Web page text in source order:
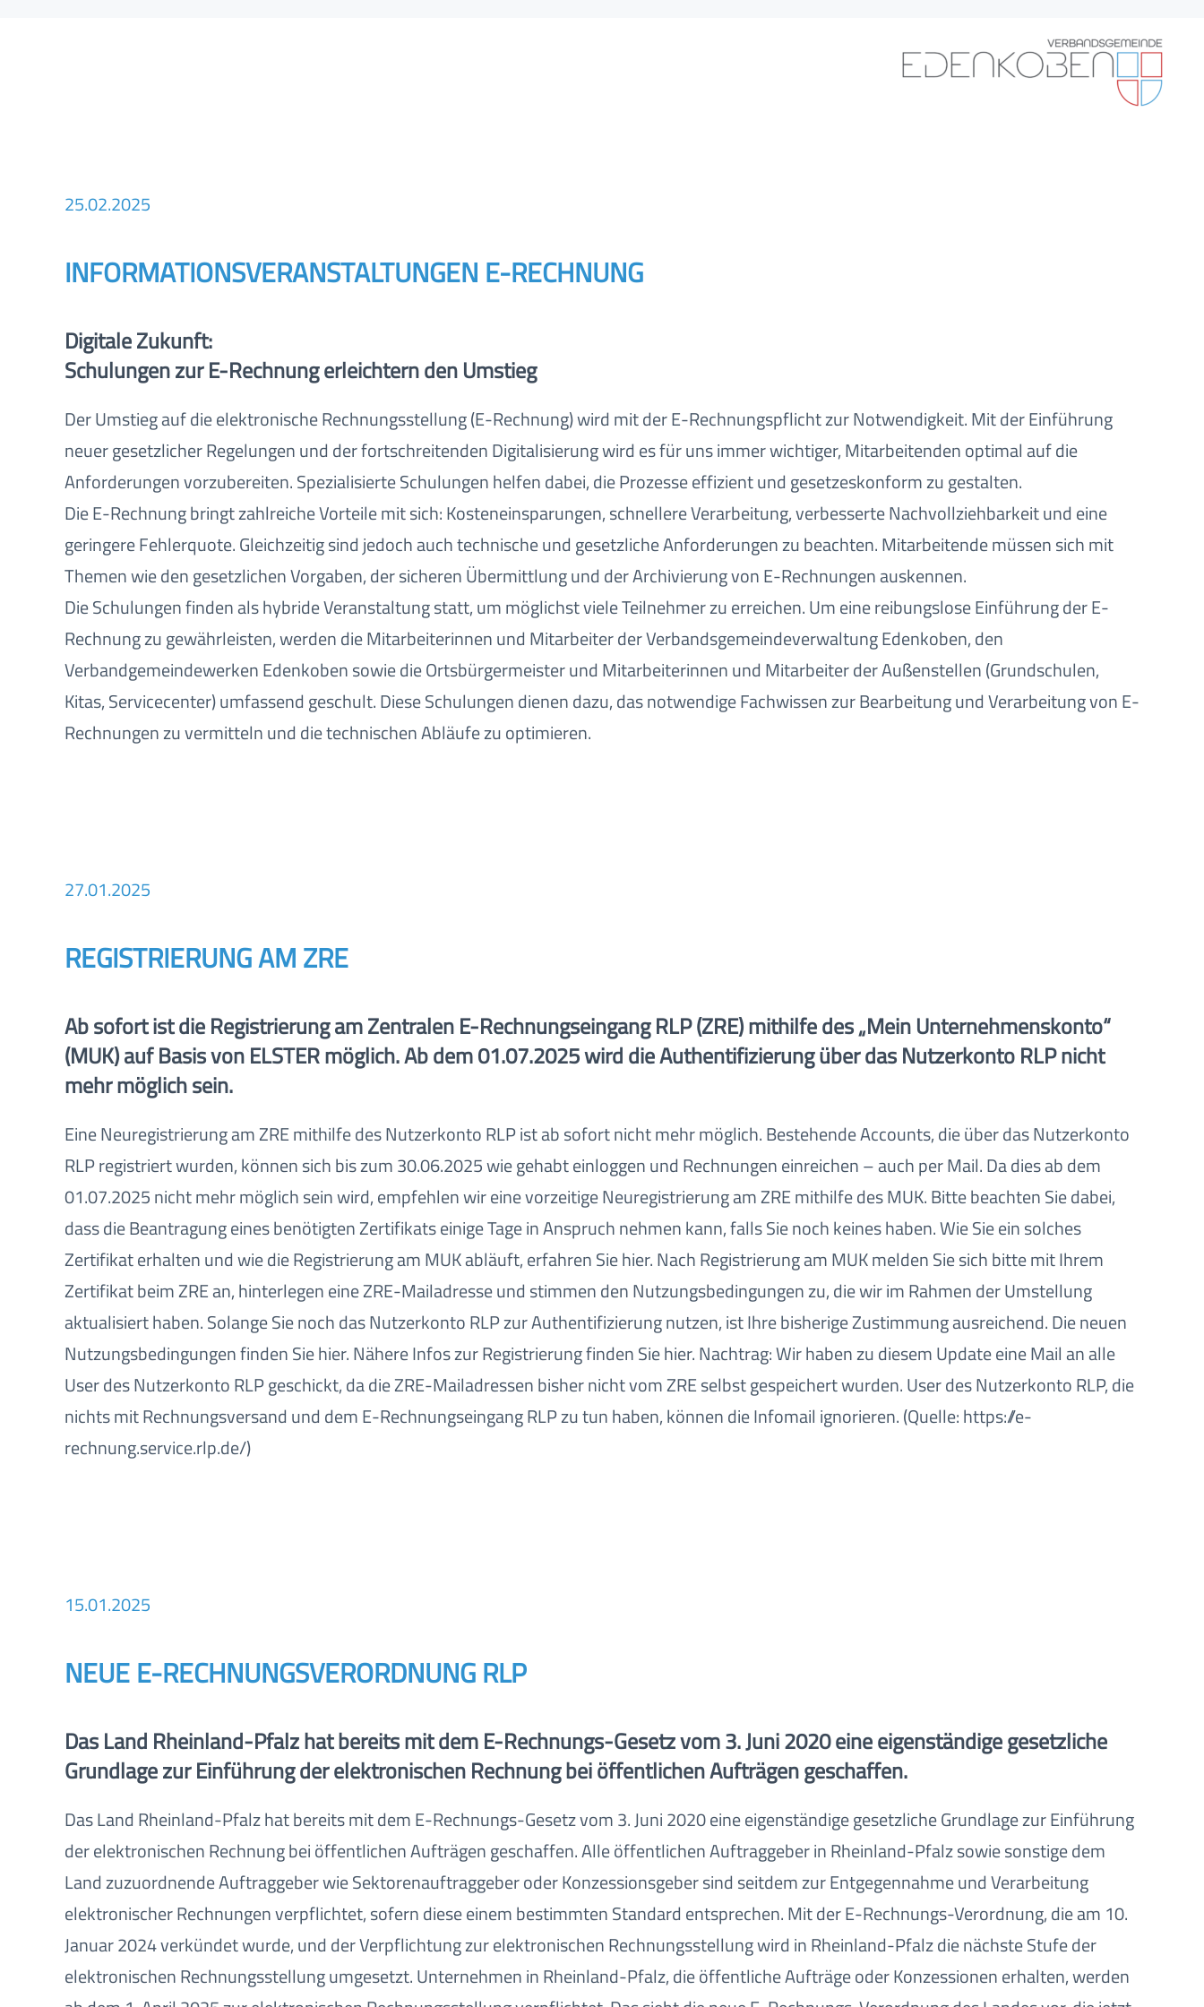
25.02.2025
INFORMATIONSVERANSTALTUNGEN E-RECHNUNG
Digitale Zukunft:
Schulungen zur E-Rechnung erleichtern den Umstieg
Der Umstieg auf die elektronische Rechnungsstellung (E-Rechnung) wird mit der E-Rechnungspflicht zur Notwendigkeit. Mit der Einführung
neuer gesetzlicher Regelungen und der fortschreitenden Digitalisierung wird es für uns immer wichtiger, Mitarbeitenden optimal auf die
Anforderungen vorzubereiten. Spezialisierte Schulungen helfen dabei, die Prozesse effizient und gesetzeskonform zu gestalten.
Die E-Rechnung bringt zahlreiche Vorteile mit sich: Kosteneinsparungen, schnellere Verarbeitung, verbesserte Nachvollziehbarkeit und eine
geringere Fehlerquote. Gleichzeitig sind jedoch auch technische und gesetzliche Anforderungen zu beachten. Mitarbeitende müssen sich mit
Themen wie den gesetzlichen Vorgaben, der sicheren Übermittlung und der Archivierung von E-Rechnungen auskennen.
Die Schulungen finden als hybride Veranstaltung statt, um möglichst viele Teilnehmer zu erreichen. Um eine reibungslose Einführung der E-
Rechnung zu gewährleisten, werden die Mitarbeiterinnen und Mitarbeiter der Verbandsgemeindeverwaltung Edenkoben, den
Verbandgemeindewerken Edenkoben sowie die Ortsbürgermeister und Mitarbeiterinnen und Mitarbeiter der Außenstellen (Grundschulen,
Kitas, Servicecenter) umfassend geschult. Diese Schulungen dienen dazu, das notwendige Fachwissen zur Bearbeitung und Verarbeitung von E-
Rechnungen zu vermitteln und die technischen Abläufe zu optimieren.
27.01.2025
REGISTRIERUNG AM ZRE
Ab sofort ist die Registrierung am Zentralen E-Rechnungseingang RLP (ZRE) mithilfe des „Mein Unternehmenskonto“
(MUK) auf Basis von ELSTER möglich. Ab dem 01.07.2025 wird die Authentifizierung über das Nutzerkonto RLP nicht
mehr möglich sein.
Eine Neuregistrierung am ZRE mithilfe des Nutzerkonto RLP ist ab sofort nicht mehr möglich. Bestehende Accounts, die über das Nutzerkonto
RLP registriert wurden, können sich bis zum 30.06.2025 wie gehabt einloggen und Rechnungen einreichen – auch per Mail. Da dies ab dem
01.07.2025 nicht mehr möglich sein wird, empfehlen wir eine vorzeitige Neuregistrierung am ZRE mithilfe des MUK. Bitte beachten Sie dabei,
dass die Beantragung eines benötigten Zertifikats einige Tage in Anspruch nehmen kann, falls Sie noch keines haben. Wie Sie ein solches
Zertifikat erhalten und wie die Registrierung am MUK abläuft, erfahren Sie hier. Nach Registrierung am MUK melden Sie sich bitte mit Ihrem
Zertifikat beim ZRE an, hinterlegen eine ZRE-Mailadresse und stimmen den Nutzungsbedingungen zu, die wir im Rahmen der Umstellung
aktualisiert haben. Solange Sie noch das Nutzerkonto RLP zur Authentifizierung nutzen, ist Ihre bisherige Zustimmung ausreichend. Die neuen
Nutzungsbedingungen finden Sie hier. Nähere Infos zur Registrierung finden Sie hier. Nachtrag: Wir haben zu diesem Update eine Mail an alle
User des Nutzerkonto RLP geschickt, da die ZRE-Mailadressen bisher nicht vom ZRE selbst gespeichert wurden. User des Nutzerkonto RLP, die
nichts mit Rechnungsversand und dem E-Rechnungseingang RLP zu tun haben, können die Infomail ignorieren. (Quelle: https://e-
rechnung.service.rlp.de/)
15.01.2025
NEUE E-RECHNUNGSVERORDNUNG RLP
Das Land Rheinland-Pfalz hat bereits mit dem E-Rechnungs-Gesetz vom 3. Juni 2020 eine eigenständige gesetzliche
Grundlage zur Einführung der elektronischen Rechnung bei öffentlichen Aufträgen geschaffen.
Das Land Rheinland-Pfalz hat bereits mit dem E-Rechnungs-Gesetz vom 3. Juni 2020 eine eigenständige gesetzliche Grundlage zur Einführung
der elektronischen Rechnung bei öffentlichen Aufträgen geschaffen. Alle öffentlichen Auftraggeber in Rheinland-Pfalz sowie sonstige dem
Land zuzuordnende Auftraggeber wie Sektorenauftraggeber oder Konzessionsgeber sind seitdem zur Entgegennahme und Verarbeitung
elektronischer Rechnungen verpflichtet, sofern diese einem bestimmten Standard entsprechen. Mit der E-Rechnungs-Verordnung, die am 10.
Januar 2024 verkündet wurde, und der Verpflichtung zur elektronischen Rechnungsstellung wird in Rheinland-Pfalz die nächste Stufe der
elektronischen Rechnungsstellung umgesetzt. Unternehmen in Rheinland-Pfalz, die öffentliche Aufträge oder Konzessionen erhalten, werden